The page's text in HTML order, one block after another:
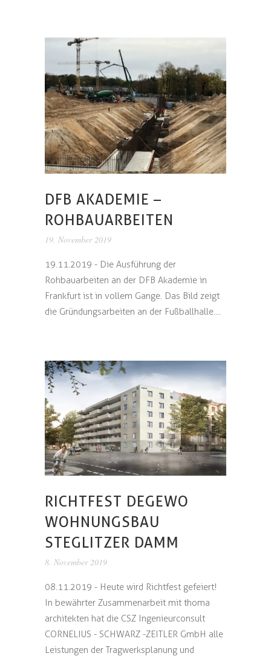
DFB AKADEMIE –
ROHBAUARBEITEN
19. November 2019
19.11.2019 - Die Ausführung der
Rohbauarbeiten an der DFB Akademie in
Frankfurt ist in vollem Gange. Das Bild zeigt
die Gründungsarbeiten an der Fußballhalle....
RICHTFEST DEGEWO
WOHNUNGSBAU
STEGLITZER DAMM
8. November 2019
08.11.2019 - Heute wird Richtfest gefeiert!
In bewährter Zusammenarbeit mit thoma
architekten hat die CSZ Ingenieurconsult
CORNELIUS - SCHWARZ -ZEITLER GmbH alle
Leistungen der Tragwerksplanung und